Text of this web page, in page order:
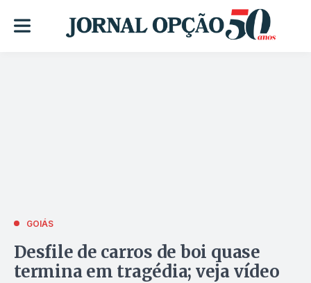
GOIÁS
Desfile de carros de boi quase
termina em tragédia; veja vídeo